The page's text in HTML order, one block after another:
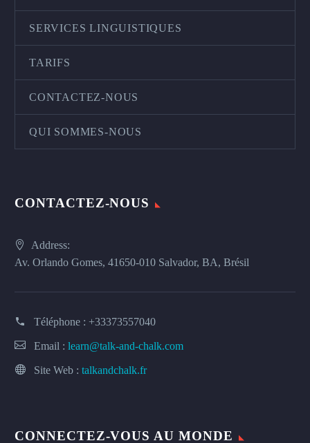
SERVICES LINGUISTIQUES
TARIFS
CONTACTEZ-NOUS
QUI SOMMES-NOUS
CONTACTEZ-NOUS
Address:
Av. Orlando Gomes, 41650-010 Salvador, BA, Brésil
Téléphone : +33373557040
Email : learn@talk-and-chalk.com
Site Web : talkandchalk.fr
CONNECTEZ-VOUS AU MONDE